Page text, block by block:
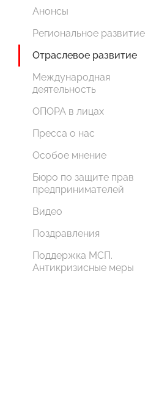
Анонсы
Региональное развитие
Отраслевое развитие
Международная
деятельность
ОПОРА в лицах
Пресса о нас
Особое мнение
Бюро по защите прав
предпринимателей
Видео
Поздравления
Поддержка МСП.
Антикризисные меры